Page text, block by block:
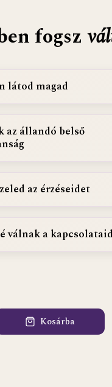
fogsz
látod magad
az állandó belső
az érzéseidet
válnak a kapcsolataid
Kosárba